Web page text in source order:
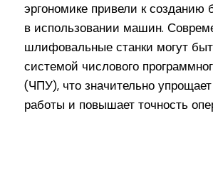
эргономике привели к созданию
в использовании машин.
шлифовальные станки могут
системой числового
(ЧПУ), что значительно
работы и повышает точность